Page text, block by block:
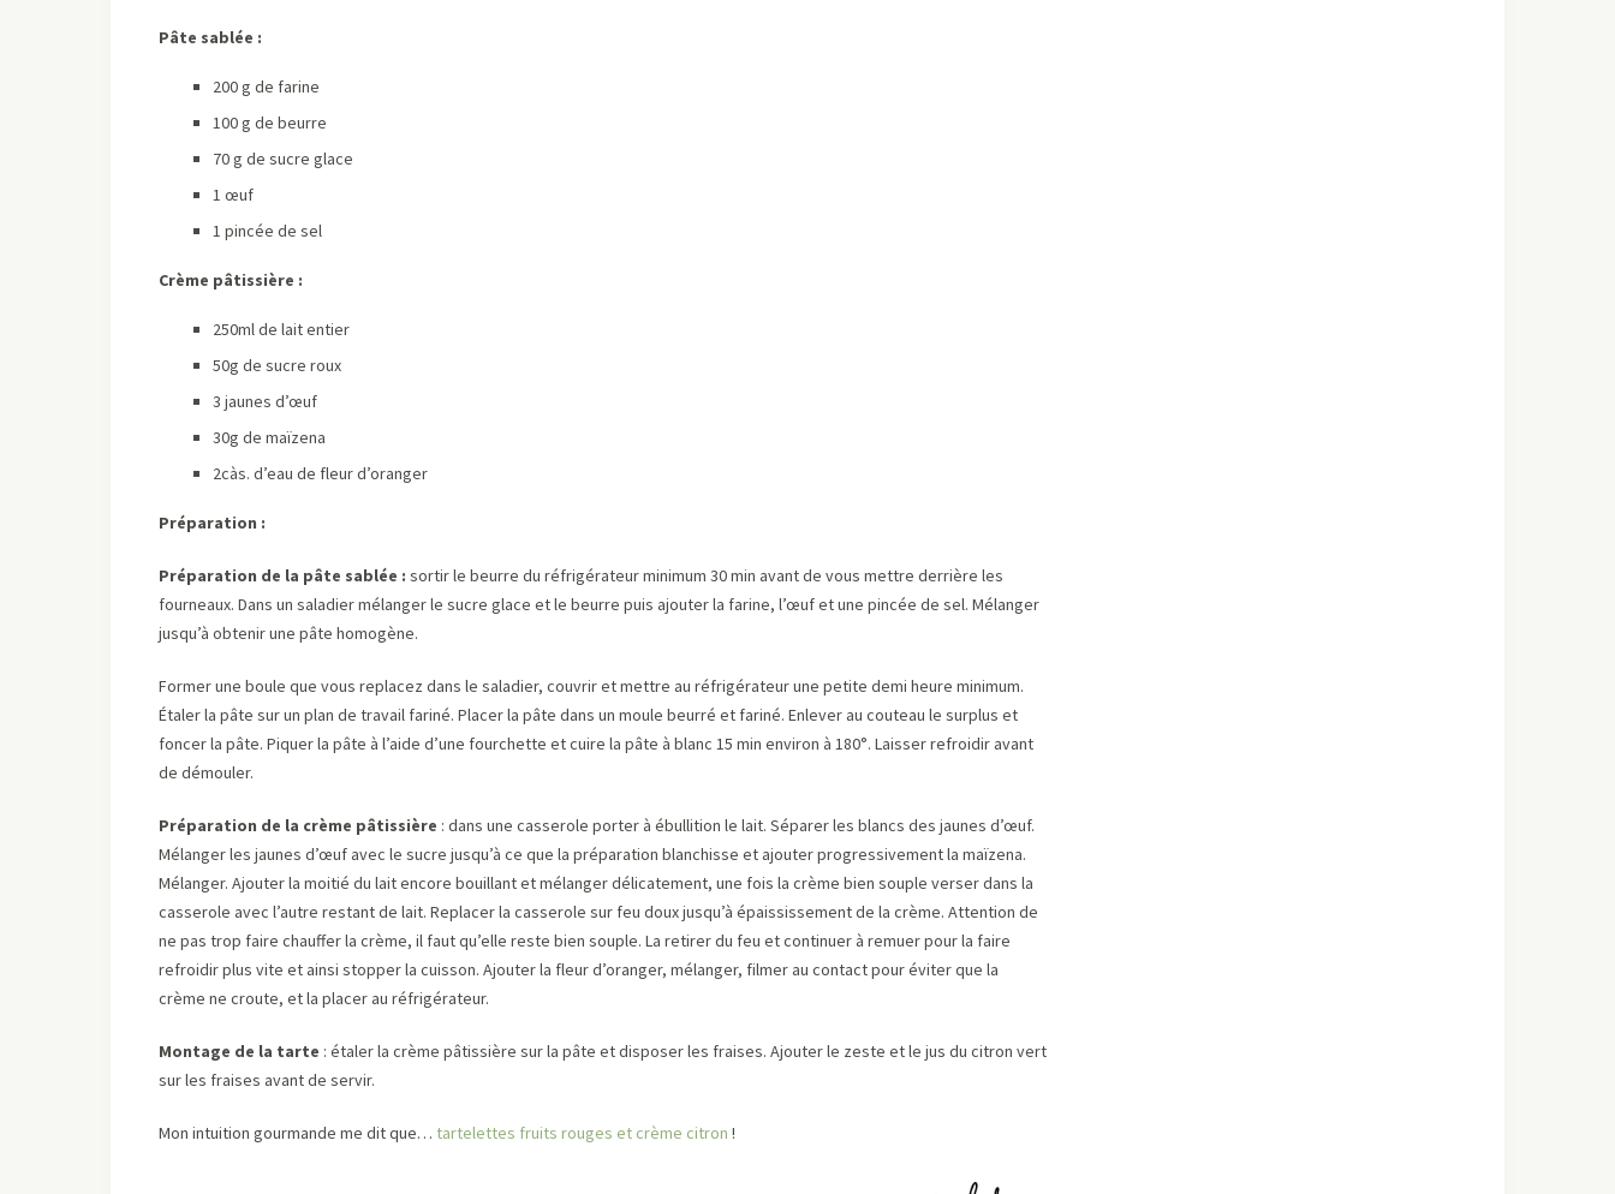
Pâte sablée :
200 g de farine
100 g de beurre
70 g de sucre glace
1 œuf
1 pincée de sel
Crème pâtissière :
250ml de lait entier
50g de sucre roux
3 jaunes d’œuf
30g de maïzena
2càs. d’eau de fleur d’oranger
Préparation :
Préparation de la pâte sablée : sortir le beurre du réfrigérateur minimum 30 min avant de vous mettre derrière les
fourneaux. Dans un saladier mélanger le sucre glace et le beurre puis ajouter la farine, l’œuf et une pincée de sel. Mélanger
jusqu’à obtenir une pâte homogène.
Former une boule que vous replacez dans le saladier, couvrir et mettre au réfrigérateur une petite demi heure minimum.
Étaler la pâte sur un plan de travail fariné. Placer la pâte dans un moule beurré et fariné. Enlever au couteau le surplus et
foncer la pâte. Piquer la pâte à l’aide d’une fourchette et cuire la pâte à blanc 15 min environ à 180°. Laisser refroidir avant
de démouler.
Préparation de la crème pâtissière : dans une casserole porter à ébullition le lait. Séparer les blancs des jaunes d’œuf.
Mélanger les jaunes d’œuf avec le sucre jusqu’à ce que la préparation blanchisse et ajouter progressivement la maïzena.
Mélanger. Ajouter la moitié du lait encore bouillant et mélanger délicatement, une fois la crème bien souple verser dans la
casserole avec l’autre restant de lait. Replacer la casserole sur feu doux jusqu’à épaississement de la crème. Attention de
ne pas trop faire chauffer la crème, il faut qu’elle reste bien souple. La retirer du feu et continuer à remuer pour la faire
refroidir plus vite et ainsi stopper la cuisson. Ajouter la fleur d’oranger, mélanger, filmer au contact pour éviter que la
crème ne croute, et la placer au réfrigérateur.
Montage de la tarte : étaler la crème pâtissière sur la pâte et disposer les fraises. Ajouter le zeste et le jus du citron vert
sur les fraises avant de servir.
Mon intuition gourmande me dit que… tartelettes fruits rouges et crème citron !